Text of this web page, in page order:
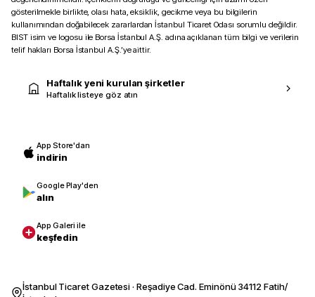
gösterilmekle birlikte, olası hata, eksiklik, gecikme veya bu bilgilerin
kullanımından doğabilecek zararlardan İstanbul Ticaret Odası sorumlu değildir.
BIST isim ve logosu ile Borsa İstanbul A.Ş. adına açıklanan tüm bilgi ve verilerin
telif hakları Borsa İstanbul A.Ş.’ye aittir.
Haftalık yeni kurulan şirketler
Haftalık listeye göz atın
App Store'dan
indirin
Google Play'den
alın
App Galeri ile
keşfedin
İstanbul Ticaret Gazetesi · Reşadiye Cad. Eminönü 34112 Fatih/